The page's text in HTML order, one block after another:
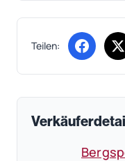
Teilen: (öffnet